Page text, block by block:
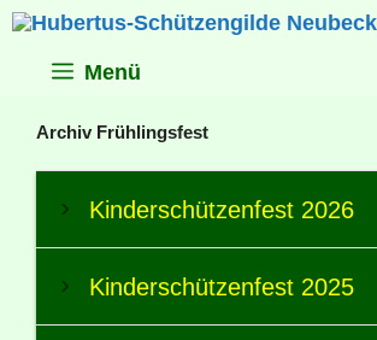
Zum
Inhalt
Menü
Archiv Frühlingsfest
Kinderschützenfest 2026
Kinderschützenfest 2025